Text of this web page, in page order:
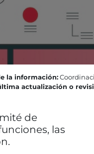
la información:
actualización o
de
las